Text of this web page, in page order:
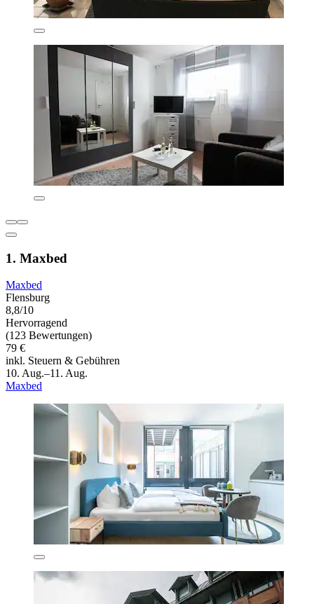
1. Maxbed
Maxbed
Flensburg
8,8/10
Hervorragend
(123 Bewertungen)
79 €
inkl. Steuern & Gebühren
10. Aug.–11. Aug.
Maxbed